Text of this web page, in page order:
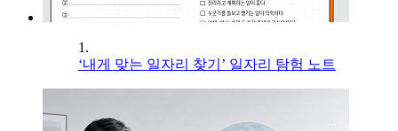
1.
‘내게 맞는 일자리 찾기’ 일자리 탐험 노트